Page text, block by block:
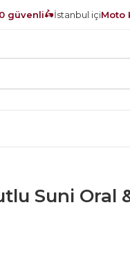
güvenli🛵İstanbul içiMoto
Suni Oral